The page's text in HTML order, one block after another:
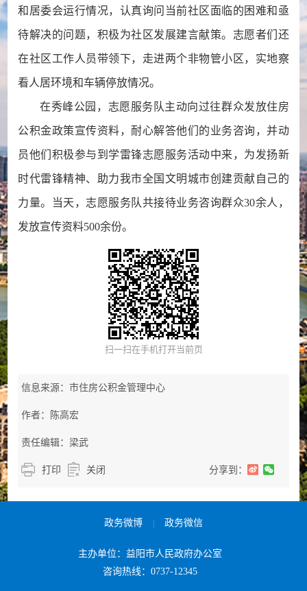
和居委会运行情况，认真询问当前社区面临的困难和亟
待解决的问题，积极为社区发展建言献策。志愿者们还
在社区工作人员带领下，走进两个非物管小区，实地察
看人居环境和车辆停放情况。
在秀峰公园，志愿服务队主动向过往群众发放住房
公积金政策宣传资料，耐心解答他们的业务咨询，并动
员他们积极参与到学雷锋志愿服务活动中来，为发扬新
时代雷锋精神、助力我市全国文明城市创建贡献自己的
力量。当天，志愿服务队共接待业务咨询群众30余人，
发放宣传资料500余份。
扫一扫在手机打开当前页
信息来源：市住房公积金管理中心
作者：陈高宏
责任编辑：梁武
打印 关闭 分享到：
政务微博 | 政务微信
主办单位：益阳市人民政府办公室
咨询热线：0737-12345